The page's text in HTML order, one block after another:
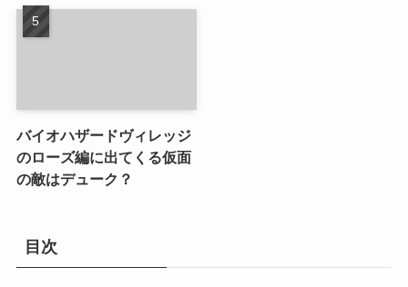
バイオハザードヴィレッジ
のローズ編に出てくる仮面
の敵はデューク？
目次